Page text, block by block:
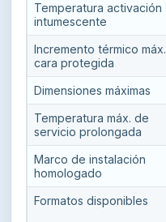
Temperatura activación
intumescente
Incremento térmico máx.
cara protegida
Dimensiones máximas
Temperatura máx. de
servicio prolongada
Marco de instalación
homologado
Formatos disponibles